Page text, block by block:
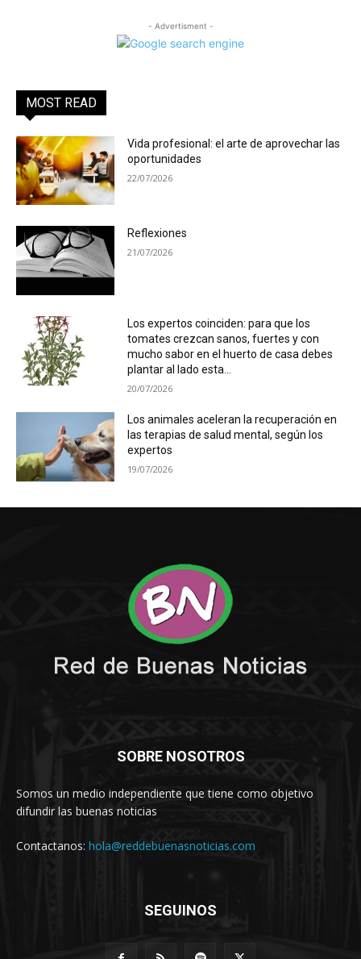
- Advertisment -
MOST READ
Vida profesional: el arte de aprovechar las
oportunidades
22/07/2026
Reflexiones
21/07/2026
Los expertos coinciden: para que los
tomates crezcan sanos, fuertes y con
mucho sabor en el huerto de casa debes
plantar al lado esta...
20/07/2026
Los animales aceleran la recuperación en
las terapias de salud mental, según los
expertos
19/07/2026
SOBRE NOSOTROS
Somos un medio independiente que tiene como objetivo
difundir las buenas noticias
Contactanos: hola@reddebuenasnoticias.com
SEGUINOS